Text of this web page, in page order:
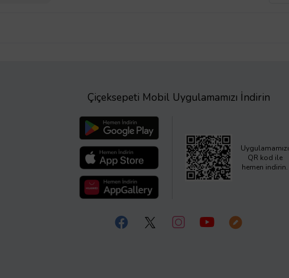
Çiçeksepeti Mobil Uygulamamızı İndirin
Uygulamamızı
QR kod ile
hemen indirin.